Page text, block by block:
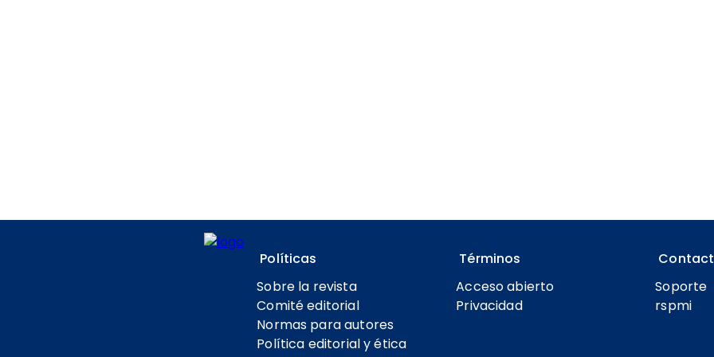
Políticas
Sobre la revista
Comité editorial
Normas para autores
Política editorial y ética
Términos
Acceso abierto
Privacidad
Soporte
rspmi